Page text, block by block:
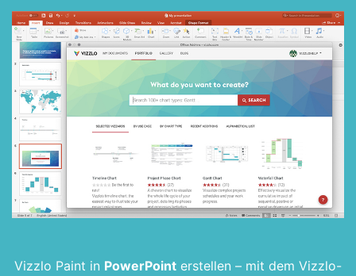
Vizzlo Paint in PowerPoint erstellen – mit dem Vizzlo-